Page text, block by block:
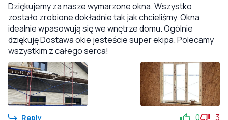
Dziękujemy za nasze wymarzone okna. Wszystko
zostało zrobione dokładnie tak jak chcieliśmy. Okna
idealnie wpasowują się we wnętrze domu. Ogólnie
dziękuję Dostawa okie jesteście super ekipa. Polecamy
wszystkim z całego serca!
Reply 0 3